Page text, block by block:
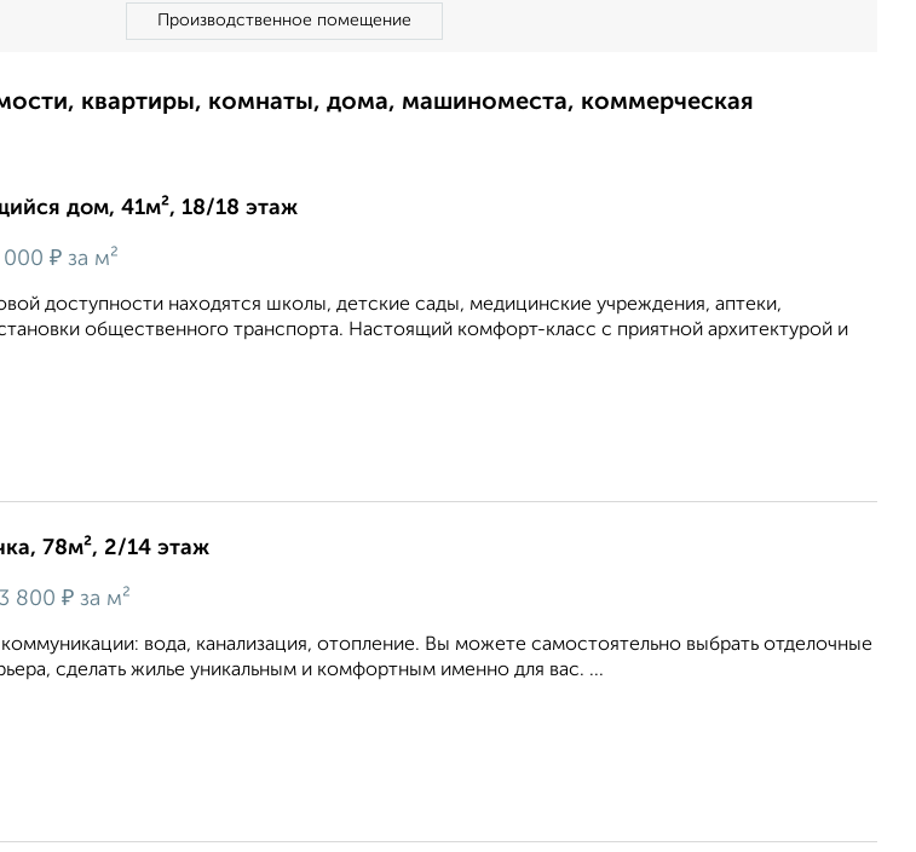
Производственное помещение
квартиры, комнаты, дома, машиноместа, коммерческая
дом, 41м², 18/18 этаж
000 ₽ за м²
доступности находятся школы, детские сады, медицинские учреждения, аптеки,
общественного транспорта. Настоящий комфорт-класс с приятной архитектурой и
78м², 2/14 этаж
800 ₽ за м²
вода, канализация, отопление. Вы можете самостоятельно выбрать отделочные
сделать жилье уникальным и комфортным именно для вас. ...